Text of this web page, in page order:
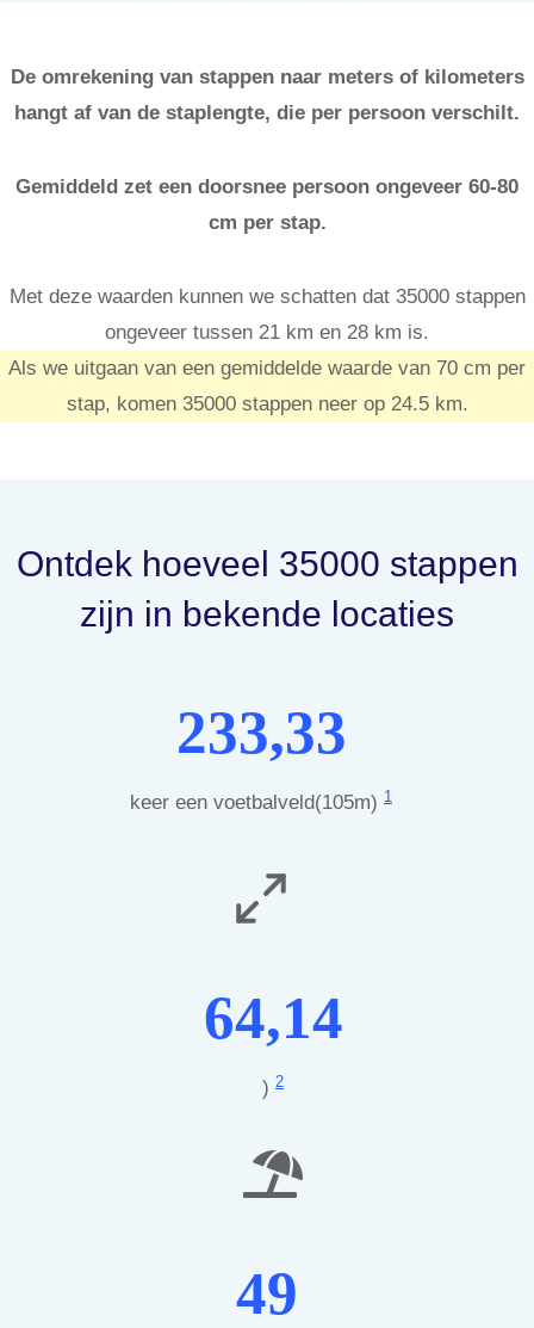
De omrekening van stappen naar meters of kilometers
hangt af van de staplengte, die per persoon verschilt.
Gemiddeld zet een doorsnee persoon ongeveer 60-80
cm per stap.
Met deze waarden kunnen we schatten dat 35000 stappen
ongeveer tussen 21 km en 28 km is.
Als we uitgaan van een gemiddelde waarde van 70 cm per
stap, komen 35000 stappen neer op 24.5 km.
Ontdek hoeveel 35000 stappen
zijn in bekende locaties
233,33
keer een voetbalveld(105m) 1
64,14
) 2
49